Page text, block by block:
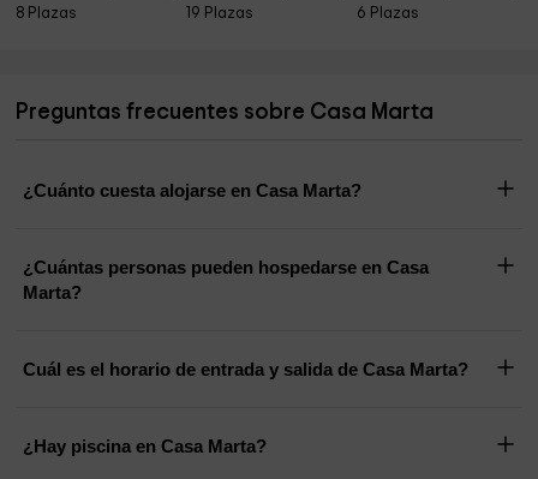
8 Plazas
19 Plazas
6 Plazas
Preguntas frecuentes sobre Casa Marta
¿Cuánto cuesta alojarse en Casa Marta?
¿Cuántas personas pueden hospedarse en Casa
Marta?
Cuál es el horario de entrada y salida de Casa Marta?
¿Hay piscina en Casa Marta?